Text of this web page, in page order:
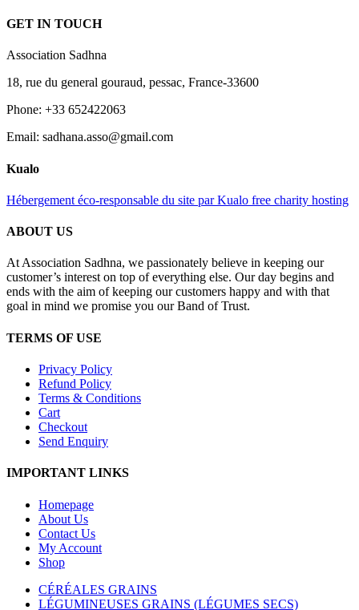
GET IN TOUCH
Association Sadhna
18, rue du general gouraud, pessac, France-33600
Phone: +33 652422063
Email: sadhana.asso@gmail.com
Kualo
Hébergement éco-responsable du site par Kualo free charity hosting
ABOUT US
At Association Sadhna, we passionately believe in keeping our
customer’s interest on top of everything else. Our day begins and
ends with the aim of keeping our customers happy and with that
goal in mind we promise you our Band of Trust.
TERMS OF USE
Privacy Policy
Refund Policy
Terms & Conditions
Cart
Checkout
Send Enquiry
IMPORTANT LINKS
Homepage
About Us
Contact Us
My Account
Shop
CÉRÉALES GRAINS
LÉGUMINEUSES GRAINS (LÉGUMES SECS)